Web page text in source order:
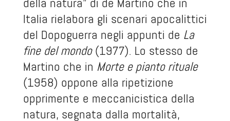
Italia rielabora gli scenari apocalittici
del Dopoguerra negli appunti de La
fine del mondo(1977). Lo stesso de
Martino che in Morte e pianto rituale
(1958) oppone alla ripetizione
opprimente e meccanicistica della
natura, segnata dalla mortalità,